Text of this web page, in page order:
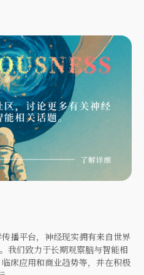
播平台，神经现实拥有来自世界
我们致力于长期观察脑与智能相
床应用和商业趋势等，并在积极